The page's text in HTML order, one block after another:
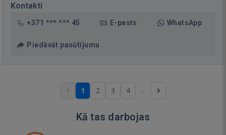
Kontakti
+371 *** *** 45 E-pasts WhatsApp
Piedāvāt pasūtījumu
1 2 3 4 ...
Kā tas darbojas